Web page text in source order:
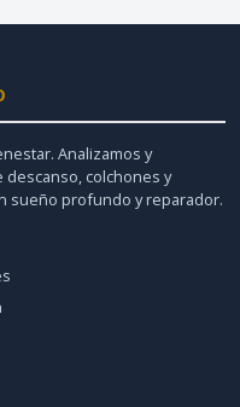
Analizamos y
colchones y
sueño profundo y reparador.